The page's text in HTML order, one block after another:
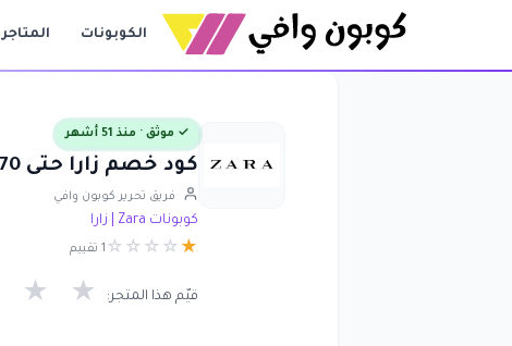
الكوبونات المتاجر
✓ موثق · منذ 51 أشهر
كود خصم زارا حتى 70% فعال على كافة المنتجات حتى المخفضة Zara
فريق تحرير كوبون وافي
كوبونات Zara | زارا
★
☆
☆
☆
☆ 1 تقييم
قيّم هذا المتجر: ★ ★